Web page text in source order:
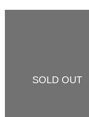
SOLD OUT